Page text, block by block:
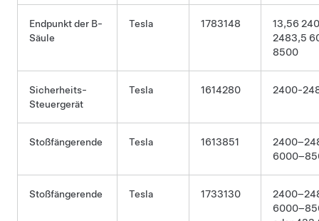
Endpunkt der B-
Säule
Tesla 1783148
13,56
2483,5
8500
Sicherheits-
Steuergerät
Tesla 1614280 2400-
Stoßfängerende Tesla 1613851
Stoßfängerende Tesla 1733130